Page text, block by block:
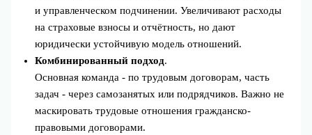
и управленческом подчинении. Увеличивают расходы
на страховые взносы и отчётность, но дают
юридически устойчивую модель отношений.
Комбинированный подход.
Основная команда - по трудовым договорам, часть
задач - через самозанятых или подрядчиков. Важно не
маскировать трудовые отношения гражданско-
правовыми договорами.